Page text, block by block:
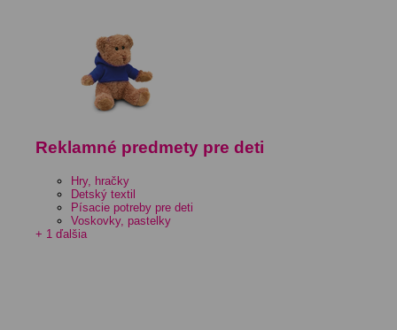
Reklamné predmety pre deti
Hry, hračky
Detský textil
Písacie potreby pre deti
Voskovky, pastelky
+ 1 ďalšia